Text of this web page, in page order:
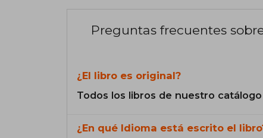
Preguntas frecuentes
¿El libro es original?
Todos los libros de nuestro
¿En qué Idioma está escrito el